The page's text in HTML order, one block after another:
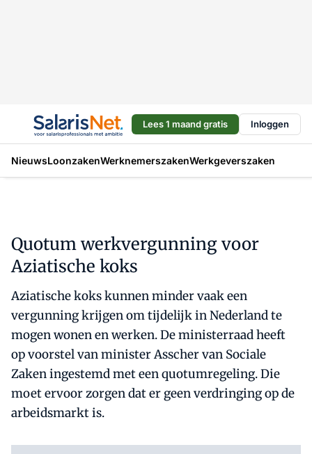
Lees 1 maand gratis Inloggen
NieuwsLoonzakenWerknemerszakenWerkgeverszaken
Quotum werkvergunning voor
Aziatische koks
Aziatische koks kunnen minder vaak een
vergunning krijgen om tijdelijk in Nederland te
mogen wonen en werken. De ministerraad heeft
op voorstel van minister Asscher van Sociale
Zaken ingestemd met een quotumregeling. Die
moet ervoor zorgen dat er geen verdringing op de
arbeidsmarkt is.